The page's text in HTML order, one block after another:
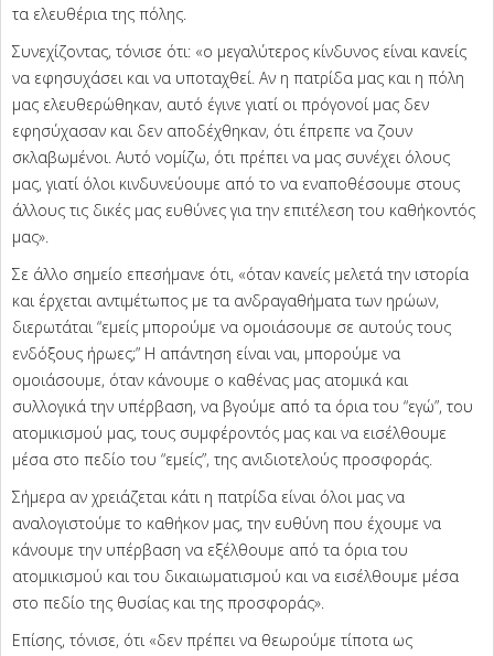
τα ελευθέρια της πόλης.
Συνεχίζοντας, τόνισε ότι: «ο μεγαλύτερος κίνδυνος είναι κανείς
να εφησυχάσει και να υποταχθεί. Αν η πατρίδα μας και η πόλη
μας ελευθερώθηκαν, αυτό έγινε γιατί οι πρόγονοί μας δεν
εφησύχασαν και δεν αποδέχθηκαν, ότι έπρεπε να ζουν
σκλαβωμένοι. Αυτό νομίζω, ότι πρέπει να μας συνέχει όλους
μας, γιατί όλοι κινδυνεύουμε από το να εναποθέσουμε στους
άλλους τις δικές μας ευθύνες για την επιτέλεση του καθήκοντός
μας».
Σε άλλο σημείο επεσήμανε ότι, «όταν κανείς μελετά την ιστορία
και έρχεται αντιμέτωπος με τα ανδραγαθήματα των ηρώων,
διερωτάται “εμείς μπορούμε να ομοιάσουμε σε αυτούς τους
ενδόξους ήρωες;” Η απάντηση είναι ναι, μπορούμε να
ομοιάσουμε, όταν κάνουμε ο καθένας μας ατομικά και
συλλογικά την υπέρβαση, να βγούμε από τα όρια του “εγώ”, του
ατομικισμού μας, τους συμφέροντός μας και να εισέλθουμε
μέσα στο πεδίο του “εμείς”, της ανιδιοτελούς προσφοράς.
Σήμερα αν χρειάζεται κάτι η πατρίδα είναι όλοι μας να
αναλογιστούμε το καθήκον μας, την ευθύνη που έχουμε να
κάνουμε την υπέρβαση να εξέλθουμε από τα όρια του
ατομικισμού και του δικαιωματισμού και να εισέλθουμε μέσα
στο πεδίο της θυσίας και της προσφοράς».
Επίσης, τόνισε, ότι «δεν πρέπει να θεωρούμε τίποτα ως